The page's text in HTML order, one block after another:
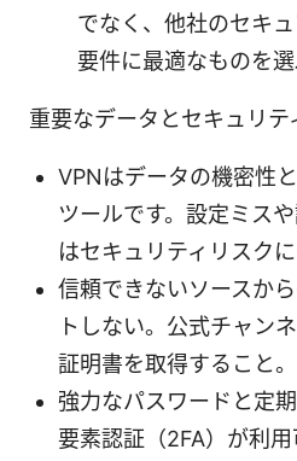
でなく、他社のセキ
要件に最適なものを選
重要なデータとセキュリテ
VPNはデータの機密性
ツールです。設定ミス
はセキュリティリスクに
信頼できないソースか
トしない。公式チャン
証明書を取得すること。
強力なパスワードと定
要素認証（2FA）が利用